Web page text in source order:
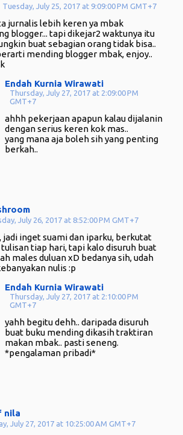
Tuesday, July 25, 2017 at 9:09:00 PM GMT+7
jurnalis lebih keren ya mbak
blogger... tapi dikejar2 waktunya itu
buat sebagian orang tidak bisa..
mending blogger mbak, enjoy..
Endah Kurnia Wirawati
Thursday, July 27, 2017 at 2:09:00 PM
GMT+7
ahhh pekerjaan apapun kalau dijalanin
dengan serius keren kok mas..
yang mana aja boleh sih yang penting
berkah..
July 26, 2017 at 8:52:00 PM GMT+7
jadi inget suami dan iparku, berkutat
tiap hari, tapi kalo disuruh buat
males duluan xD bedanya sih, udah
nulis :p
Endah Kurnia Wirawati
Thursday, July 27, 2017 at 2:10:00 PM
GMT+7
yahh begitu dehh.. daripada disuruh
buat buku mending dikasih traktiran
makan mbak.. pasti seneng.
*pengalaman pribadi*
nila
July 27, 2017 at 10:25:00 AM GMT+7